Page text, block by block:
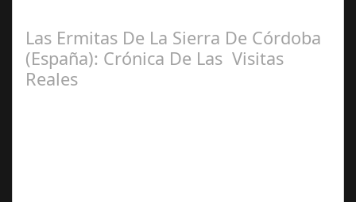
Las Ermitas De La Sierra De Córdoba
(España): Crónica De Las Visitas
Reales